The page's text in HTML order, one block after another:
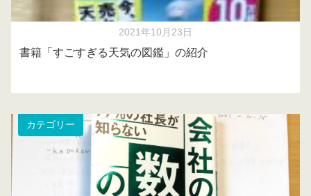
2021年10月23日
書籍「すごすぎる天気の図鑑」の紹介
カテゴリー